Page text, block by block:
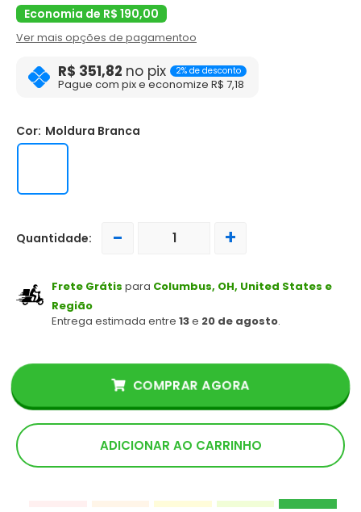
Cor: Moldura Branca
Economia de R$ 190,00
Ver mais opções de pagamentoo
R$ 351,82 no pix 2% de desconto
Pague com pix e economize R$ 7,18
Quantidade: - +
Frete Grátis para Columbus, OH, United States e
Região
Entrega estimada entre 13e 20 de agosto.
ADICIONAR AO CARRINHO
COMPRAR AGORA